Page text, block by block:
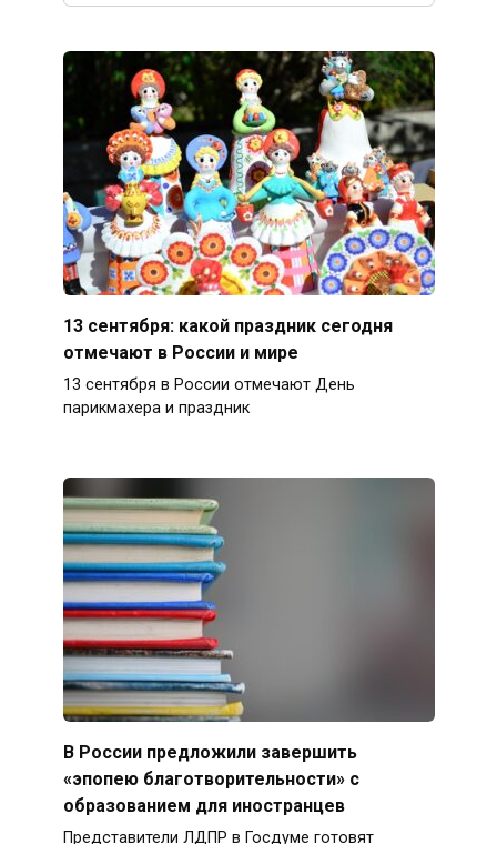
13 сентября: какой праздник сегодня
отмечают в России и мире
13 сентября в России отмечают День
парикмахера и праздник
В России предложили завершить
«эпопею благотворительности» с
образованием для иностранцев
Представители ЛДПР в Госдуме готовят